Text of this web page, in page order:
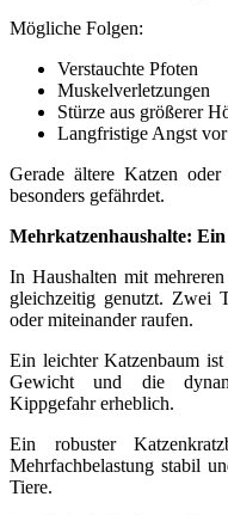
Mögliche Folgen:
Verstauchte Pfoten
Muskelverletzungen
Stürze aus größerer
Langfristige Angst
Gerade ältere Katzen
besonders gefährdet.
Mehrkatzenhaushalte:
In Haushalten mit
gleichzeitig genutzt. Zwei
oder miteinander raufen.
Ein leichter Katzenbaum
Gewicht und die
Kippgefahr erheblich.
Ein robuster
Mehrfachbelastung stabil
Tiere.